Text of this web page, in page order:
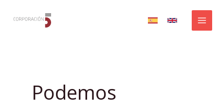
Podemos